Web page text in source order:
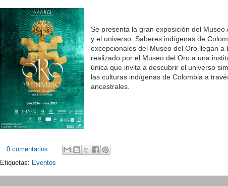
Se presenta la gran exposición del Museo
y el universo. Saberes indígenas de
excepcionales del Museo del Oro llegan
realizado por el Museo del Oro a una
única que invita a descubrir el universo
las culturas indígenas de Colombia a
ancestrales.
0 comentarios
Etiquetas: Eventos